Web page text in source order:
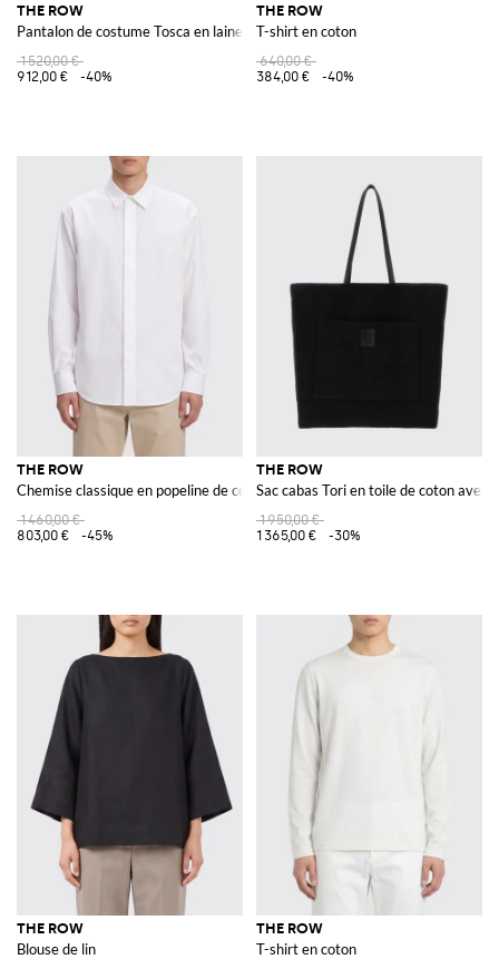
THE ROW
Pantalon de costume Tosca en laine à la coupe slim
1 520,00 €
912,00 €
-40%
THE ROW
T-shirt en coton
640,00 €
384,00 €
-40%
THE ROW
Chemise classique en popeline de coton
1 460,00 €
803,00 €
-45%
THE ROW
Sac cabas Tori en toile de coton avec
1 950,00 €
1 365,00 €
-30%
THE ROW
Blouse de lin
THE ROW
T-shirt en coton